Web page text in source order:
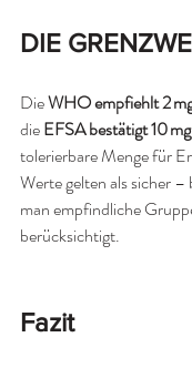
DIE
Die WHO empfiehlt 2
die EFSA bestätigt 10
tolerierbare Menge für
Werte gelten als sicher –
man empfindliche
berücksichtigt.
Fazit